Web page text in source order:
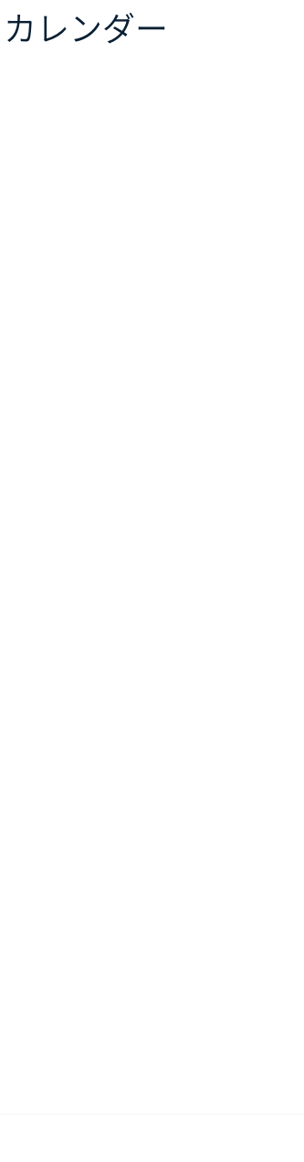
カレンダー